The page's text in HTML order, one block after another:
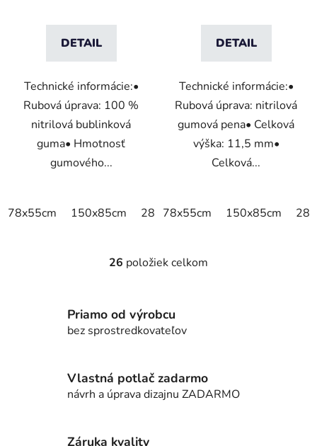
DETAIL
Technické informácie:•
Rubová úprava: 100 %
nitrilová bublinková
guma• Hmotnosť
gumového...
78x55cm 150x85cm 285x85cm
DETAIL
Technické informácie:•
Rubová úprava: nitrilová
gumová pena• Celková
výška: 11,5 mm•
Celková...
78x55cm 150x85cm
O
á
d
i
e
26 položiek celkom
Priamo od výrobcu
bez sprostredkovateľov
Vlastná potlač zadarmo
návrh a úprava dizajnu ZADARMO
Záruka kvality